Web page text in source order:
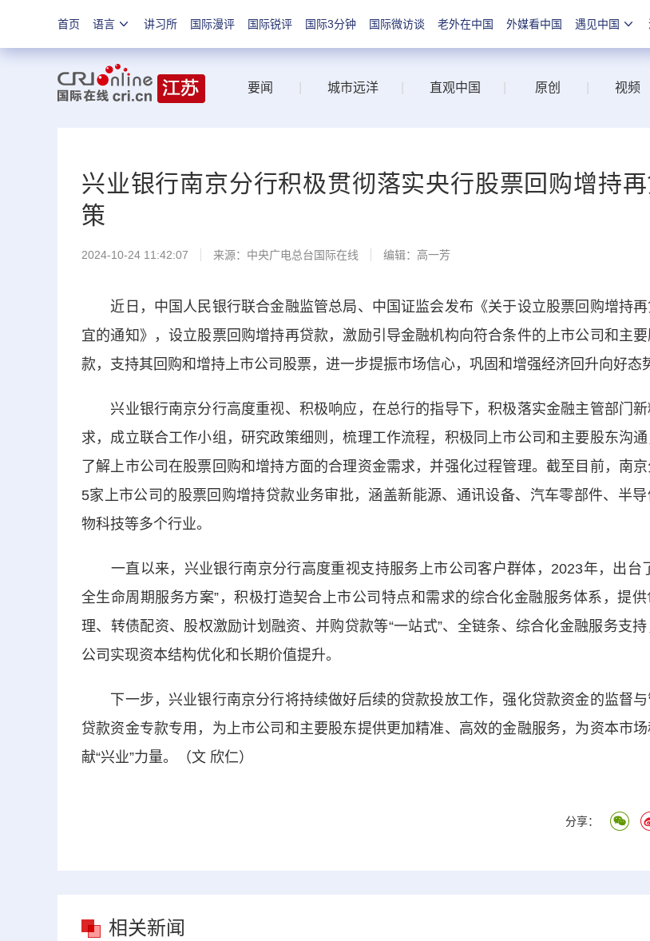
首页 语言 讲习所 国际漫评 国际锐评 国际3分钟 国际微访谈 老外在中国 外媒看中国 遇见中国
要闻 城市远洋 直观中国 原创 视频
兴业银行南京分行积极贯彻落实央行股票回购增持
策
2024-10-24 11:42:07 来源：中央广电总台国际在线 编辑：高一芳
近日，中国人民银行联合金融监管总局、中国证监会发布《关于设立股票回购增持再
宜的通知》，设立股票回购增持再贷款，激励引导金融机构向符合条件的上市公司和主
款，支持其回购和增持上市公司股票，进一步提振市场信心，巩固和增强经济回升向好态
兴业银行南京分行高度重视、积极响应，在总行的指导下，积极落实金融主管部门新
求，成立联合工作小组，研究政策细则，梳理工作流程，积极同上市公司和主要股东沟
了解上市公司在股票回购和增持方面的合理资金需求，并强化过程管理。截至目前，南
5家上市公司的股票回购增持贷款业务审批，涵盖新能源、通讯设备、汽车零部件、半
物科技等多个行业。
一直以来，兴业银行南京分行高度重视支持服务上市公司客户群体，2023年，出台
全生命周期服务方案”，积极打造契合上市公司特点和需求的综合化金融服务体系，提
理、转债配资、股权激励计划融资、并购贷款等“一站式”、全链条、综合化金融服务支
公司实现资本结构优化和长期价值提升。
下一步，兴业银行南京分行将持续做好后续的贷款投放工作，强化贷款资金的监督与
贷款资金专款专用，为上市公司和主要股东提供更加精准、高效的金融服务，为资本市
献“兴业”力量。（文 欣仁）
分享：
相关新闻